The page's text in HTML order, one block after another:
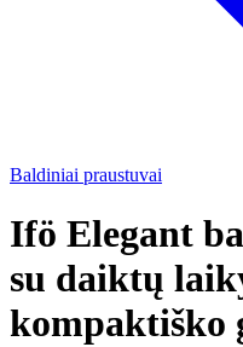
Baldiniai praustuvai
Ifö Elegant
su daiktų
kompaktiško